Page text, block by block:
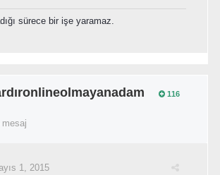
sürece bir işe yaramaz.
116
mesaj
1, 2015